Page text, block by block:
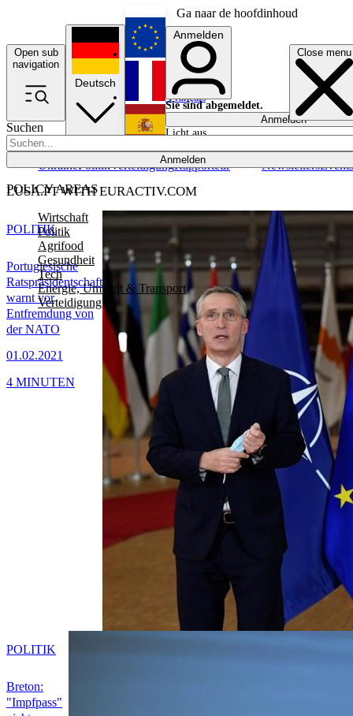
Ga naar de hoofdinhoud
Open sub
navigation
Close menu
Suchen
Anmelden
POLICY AREAS
Wirtschaft
Politik
Agrifood
Gesundheit
Tech
Energie, Umwelt & Transport
Verteidigung
UkrainePolitikVerteidigungRapporteur NewslettersEvents
Deutsch
English
Français
Anmelden
Sie sind abgemeldet.
Anmelden
Licht aus
LUSA.PT WITH EURACTIV.COM
Portugiesische
Ratspräsidentschaft
warnt vor
Entfremdung von
der NATO
01.02.2021
POLITIK
4 MINUTEN
Breton:
"Impfpass"
POLITIK